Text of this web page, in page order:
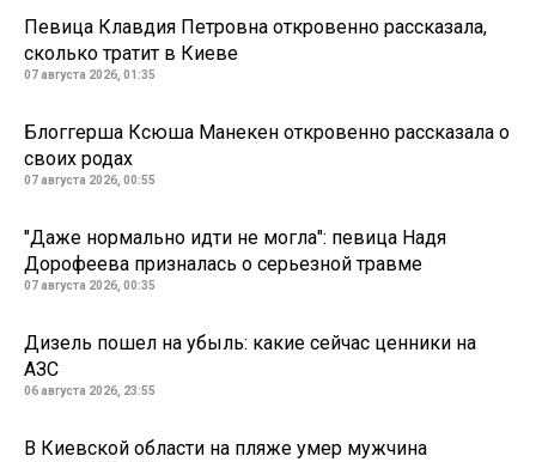
Певица Клавдия Петровна откровенно рассказала,
сколько тратит в Киеве
07 августа 2026, 01:35
Блоггерша Ксюша Манекен откровенно рассказала о
своих родах
07 августа 2026, 00:55
"Даже нормально идти не могла": певица Надя
Дорофеева призналась о серьезной травме
07 августа 2026, 00:35
Дизель пошел на убыль: какие сейчас ценники на
АЗС
06 августа 2026, 23:55
В Киевской области на пляже умер мужчина